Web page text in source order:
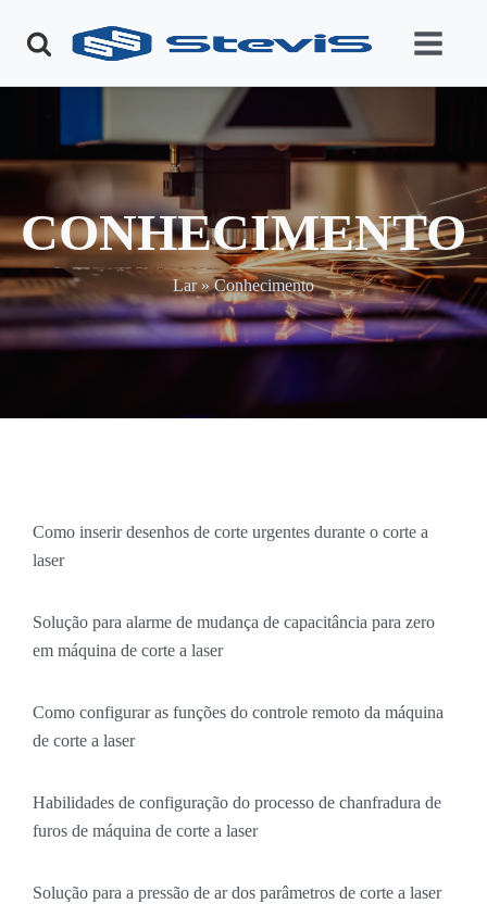
CONHECIMENTO
Lar»Conhecimento
Como inserir desenhos de corte urgentes durante o corte a
laser
Solução para alarme de mudança de capacitância para zero
em máquina de corte a laser
Como configurar as funções do controle remoto da máquina
de corte a laser
Habilidades de configuração do processo de chanfradura de
furos de máquina de corte a laser
Solução para a pressão de ar dos parâmetros de corte a laser